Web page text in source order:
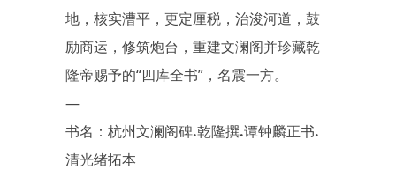
地，核实漕平，更定厘税，治浚河道，鼓
励商运，修筑炮台，重建文澜阁并珍藏乾
隆帝赐予的“四库全书”，名震一方。
—
书名：杭州文澜阁碑.乾隆撰.谭钟麟正书.
清光绪拓本